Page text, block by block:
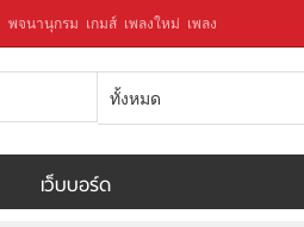
พจนานุกรม เกมส์ เพลงใหม่ เพลง
ทั้งหมด
เว็บบอร์ด